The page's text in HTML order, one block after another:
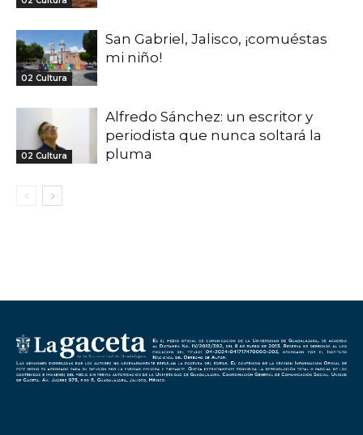
02 Cultura
San Gabriel, Jalisco, ¡comuéstas
mi niño!
02 Cultura
Alfredo Sánchez: un escritor y
periodista que nunca soltará la
pluma